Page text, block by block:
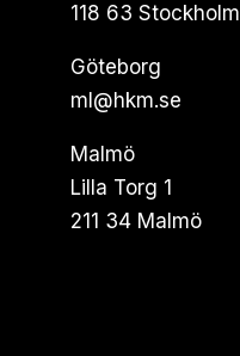
118 63 Stockholm
Göteborg
ml@hkm.se
Malmö
Lilla Torg 1
211 34 Malmö